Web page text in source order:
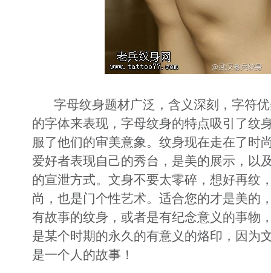
字母纹身题材广泛，含义深刻，字符
的字体来表现，字母纹身的特点吸引了纹
服了他们的审美意象。纹身现在走在了时
爱好者表现自己的秀台，是美的展示，以
的宣泄方式。文身不要太零碎，想好再纹
尚，也是门个性艺术。适合您的才是美的
有故事的纹身，或者是有纪念意义的事物
是某个时期的永久的有意义的烙印，因为
是一个人的故事！